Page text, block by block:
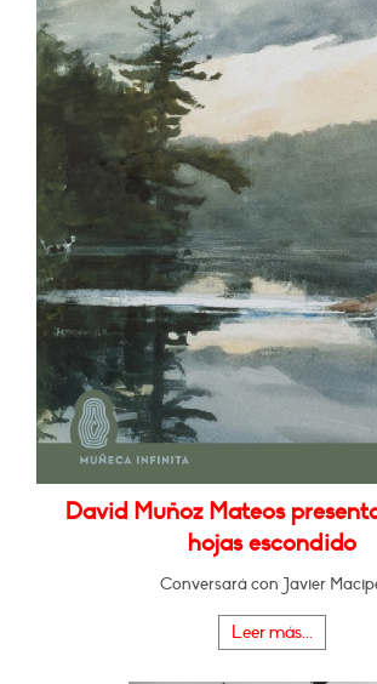
David Muñoz Mateos
hojas escondido
Conversará con Javier
Leer más...